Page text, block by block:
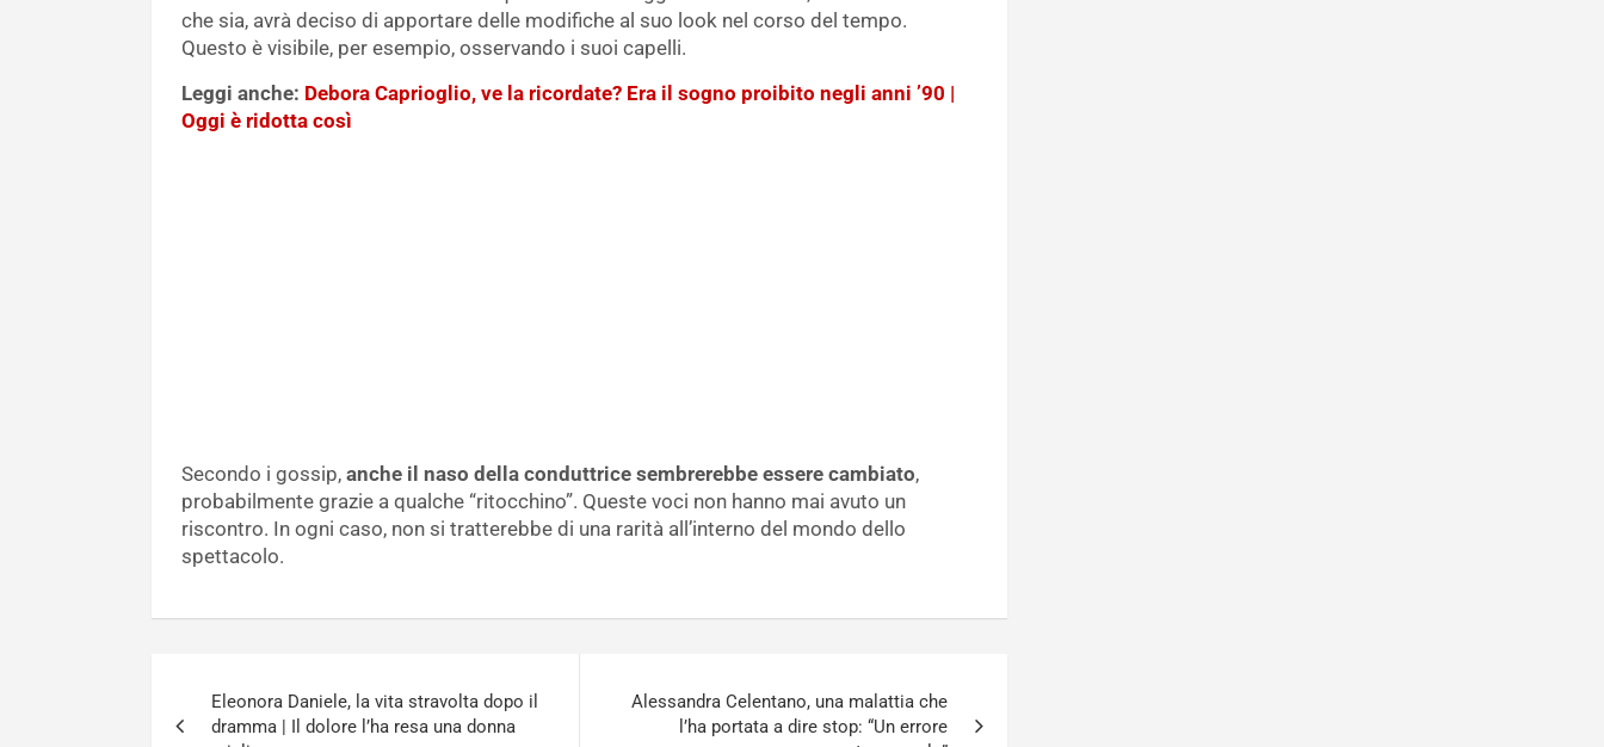
che sia, avrà deciso di apportare delle modifiche al suo look nel corso del tempo.
Questo è visibile, per esempio, osservando i suoi capelli.
Leggi anche: Debora Caprioglio, ve la ricordate? Era il sogno proibito negli anni ’90 |
Oggi è ridotta così
Secondo i gossip, anche il naso della conduttrice sembrerebbe essere cambiato,
probabilmente grazie a qualche “ritocchino”. Queste voci non hanno mai avuto un
riscontro. In ogni caso, non si tratterebbe di una rarità all’interno del mondo dello
spettacolo.
articoli
Eleonora Daniele, la vita stravolta dopo il
dramma | Il dolore l’ha resa una donna
Alessandra Celentano, una malattia che
l’ha portata a dire stop: “Un errore